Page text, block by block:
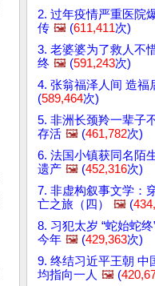
2. 过年疫情严重医院
传 🖼️ (611,411次)
3. 老婆婆为了救人不
终 🖼️ (591,243次)
4. 张翁福泽人间 造福
(589,464次)
5. 非洲长颈羚一辈子
存活 🖼️ (461,782次)
6. 法国小镇获同名陌
遗产 🖼️ (452,316次)
7. 非虚构叙事文学：
亡之旅（四）
🖼️ (
8. 习犯太岁 “蛇始蛇
今年 🖼️ (429,363次)
9. 终结习近平王朝 中
均指向一人 🖼️ (